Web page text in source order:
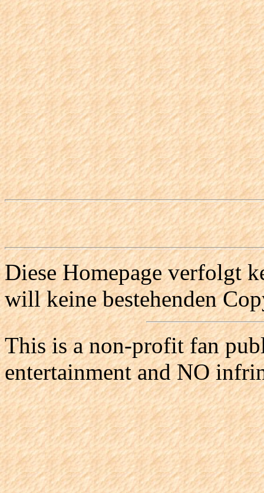
Diese Homepage verfolgt
will keine bestehenden
This is a non-profit fan
entertainment and NO